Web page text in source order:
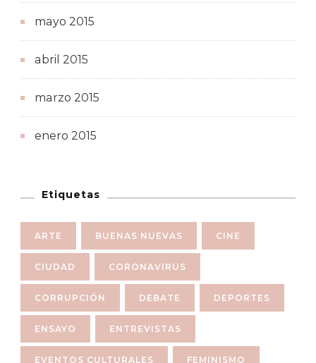
mayo 2015
abril 2015
marzo 2015
enero 2015
Etiquetas
ARTE BUENAS NUEVAS CINE
CIUDAD CORONAVIRUS
CORRUPCIÓN DEBATE DEPORTES
ENSAYO ENTREVISTAS
EVENTOS CULTURALES FEMINISMO